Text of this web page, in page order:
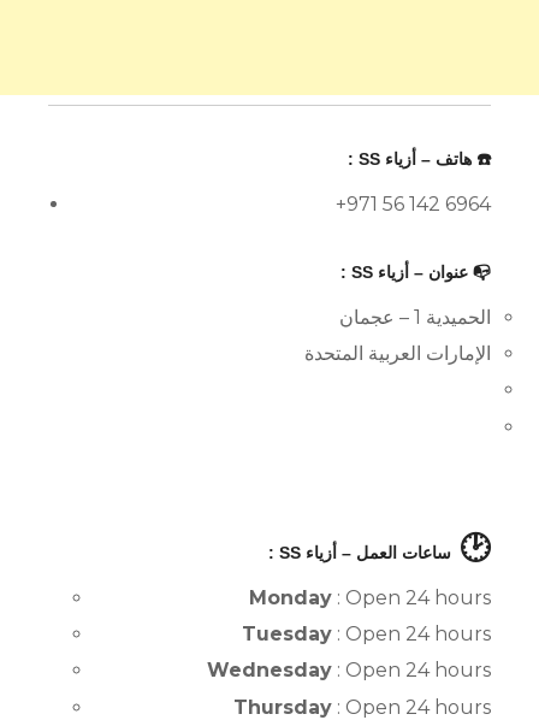
☎️ هاتف – أزياء SS :
+971 56 142 6964
📭 عنوان – أزياء SS :
الحميدية 1 – عجمان
الإمارات العربية المتحدة
🕑 ساعات العمل – أزياء SS :
Monday : Open 24 hours
Tuesday : Open 24 hours
Wednesday : Open 24 hours
Thursday : Open 24 hours